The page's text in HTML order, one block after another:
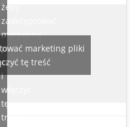
żeby
zaakceptować
marketing
pliki
cookies
i
włączyć
tę
treść
marketing pliki
tę treść